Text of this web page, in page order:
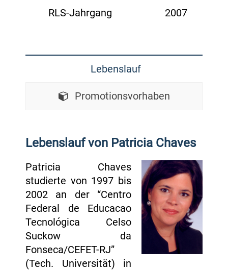
RLS-Jahrgang 2007
Lebenslauf
Promotionsvorhaben
Lebenslauf von Patricia Chaves
Patricia Chaves
studierte von 1997 bis
2002 an der “Centro
Federal de Educacao
Tecnológica Celso
Suckow da
Fonseca/CEFET-RJ”
(Tech. Universität) in